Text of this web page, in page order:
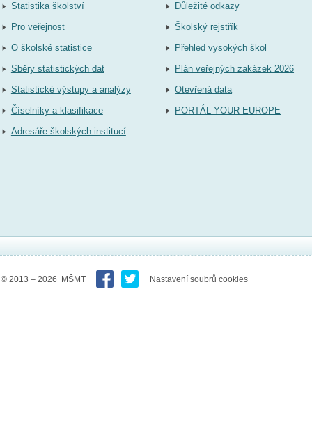
Statistika školství
Pro veřejnost
O školské statistice
Sběry statistických dat
Statistické výstupy a analýzy
Číselníky a klasifikace
Adresáře školských institucí
Důležité odkazy
Školský rejstřík
Přehled vysokých škol
Plán veřejných zakázek 2026
Otevřená data
PORTÁL YOUR EUROPE
© 2013 – 2026 MŠMT Nastavení soubrů cookies